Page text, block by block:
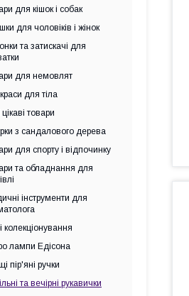
для кішок і собак
для чоловіків і жінок
та затискачі для
для немовлят
для тіла
цікаві товари
з сандалового дерева
для спорту і відпочинку
та обладнання для
інструменти для
колекціонування
лампи Едісона
пір'яні ручки
та вечірні рукавички